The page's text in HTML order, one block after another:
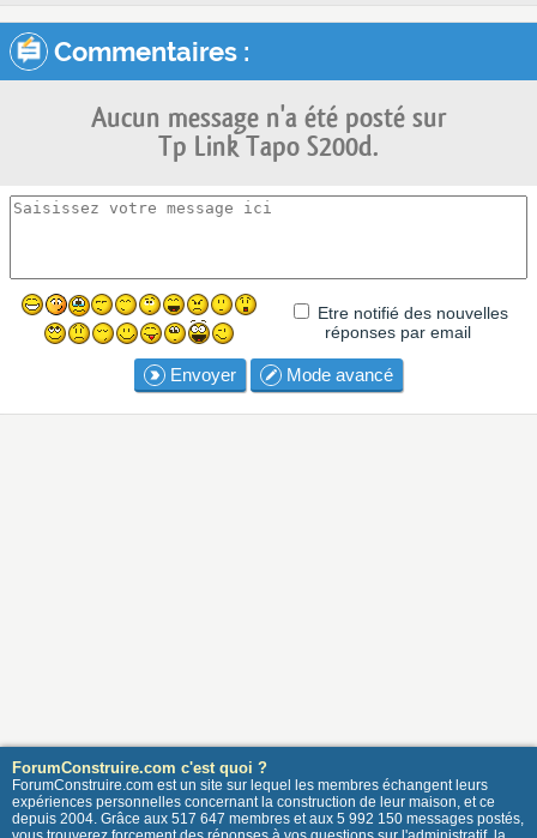
Commentaires :
Aucun message n'a été posté sur
Tp Link Tapo S200d.
Etre notifié des nouvelles
réponses par email
Envoyer Mode avancé
ForumConstruire.com c'est quoi ?
ForumConstruire.com est un site sur lequel les membres échangent leurs
expériences personnelles concernant la construction de leur maison, et ce
depuis 2004. Grâce aux 517 647 membres et aux 5 992 150 messages postés,